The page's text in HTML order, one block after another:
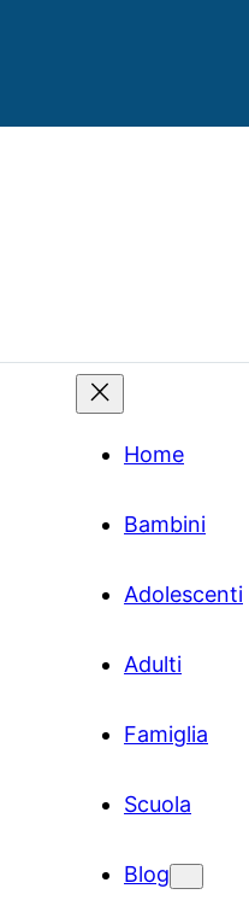
Home
Bambini
Adolescenti
Adulti
Famiglia
Scuola
Blog